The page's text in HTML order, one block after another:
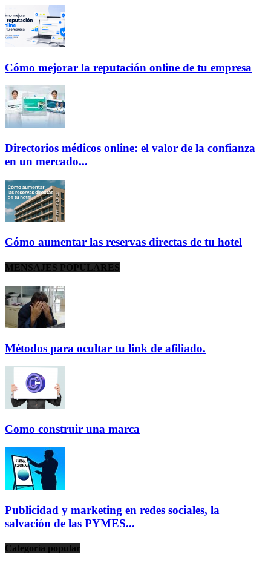
Cómo mejorar la reputación online de tu empresa
Directorios médicos online: el valor de la confianza
en un mercado...
Cómo aumentar las reservas directas de tu hotel
MENSAJES POPULARES
Métodos para ocultar tu link de afiliado.
Como construir una marca
Publicidad y marketing en redes sociales, la
salvación de las PYMES...
Categoría popular